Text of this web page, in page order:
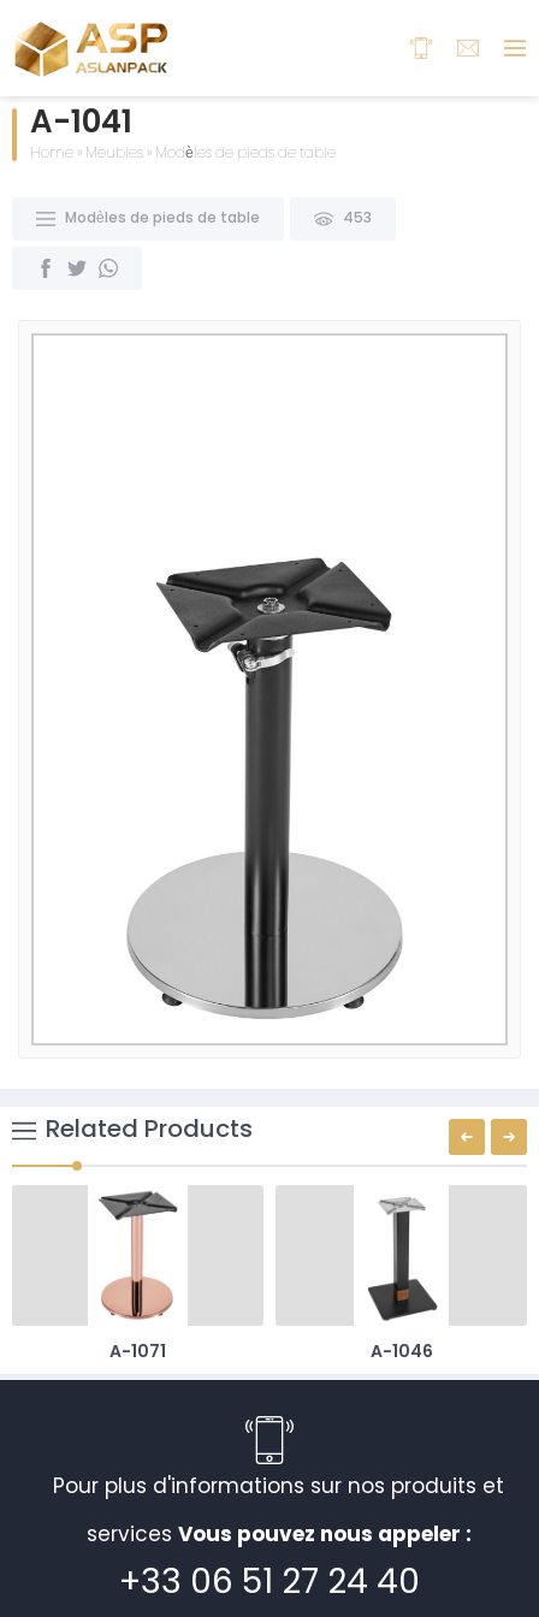
A-1041
Home » Meubles » Modèles de pieds de table
Modèles de pieds de table 453
Related Products
A-1071 A-1046
Pour plus d'informations sur nos produits et
services Vous pouvez nous appeler :
+33 06 51 27 24 40